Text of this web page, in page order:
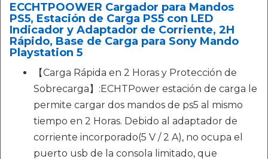
ECCHTPOOWER Cargador para Mandos
PS5, Estación de Carga PS5 con LED
Indicador y Adaptador de Corriente, 2H
Rápido, Base de Carga para Sony Mando
Playstation 5
【Carga Rápida en 2 Horas y Protección de
Sobrecarga】:ECHTPower estación de carga le
permite cargar dos mandos de ps5 al mismo
tiempo en 2 Horas. Debido al adaptador de
corriente incorporado(5 V / 2 A), no ocupa el
puerto usb de la consola limitado, que